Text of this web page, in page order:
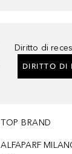
Diritto di
DIRITTO DI
TOP BRAND
ALFAPARF